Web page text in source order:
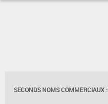
SECONDS NOMS COMMERCIAUX :